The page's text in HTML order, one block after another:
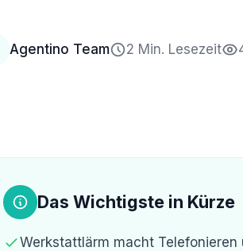
Agentino Team 2 Min. Lesezeit
Das Wichtigste in Kürze
Werkstattlärm macht Telefonieren